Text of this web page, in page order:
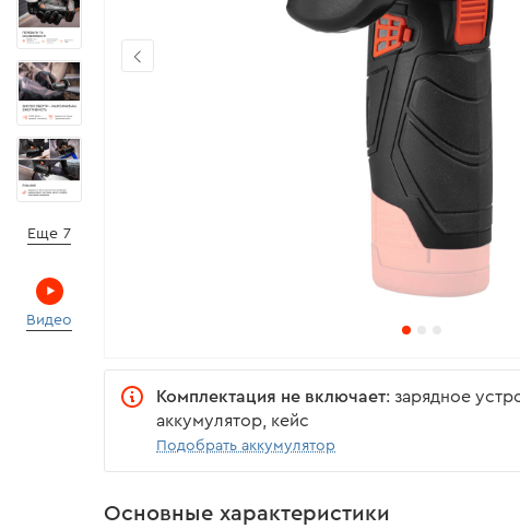
Еще 7
Видео
Комплектация не включает: зарядное
аккумулятор, кейс
Подобрать аккумулятор
Основные характеристики